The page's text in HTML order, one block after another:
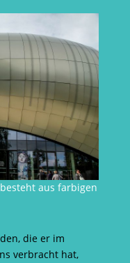
aus farbigen
die er im
verbracht hat,